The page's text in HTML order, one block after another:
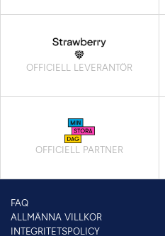
OFFICIELL LEVERANTÖR
OFFICIELL PARTNER
FAQ
ALLMÄNNA VILLKOR
INTEGRITETSPOLICY